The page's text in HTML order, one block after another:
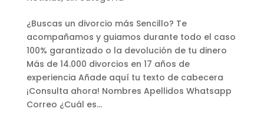
¿Buscas un divorcio más Sencillo? Te
acompañamos y guiamos durante todo el caso
100% garantizado o la devolución de tu dinero
Más de 14.000 divorcios en 17 años de
experiencia Añade aquí tu texto de cabecera
¡Consulta ahora! Nombres Apellidos Whatsapp
Correo ¿Cuál es...